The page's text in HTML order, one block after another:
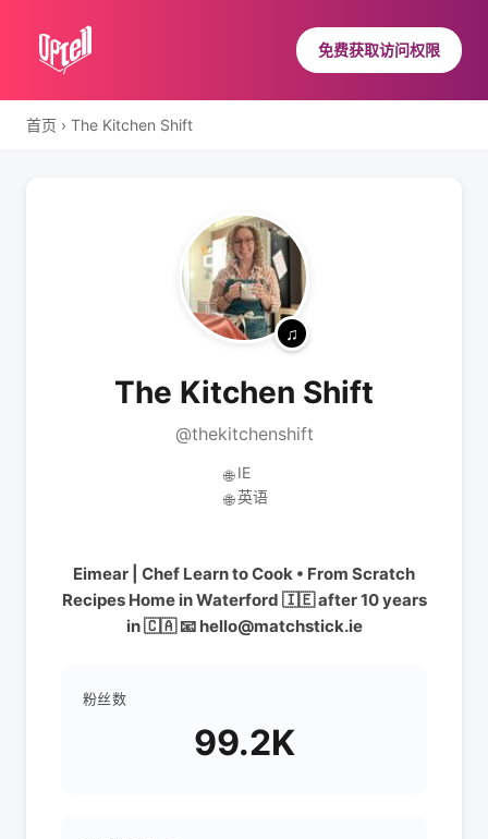
免费获取访问权限
首页 › The Kitchen Shift
The Kitchen Shift
@thekitchenshift
🌐 IE
🌐 英语
Eimear | Chef Learn to Cook • From Scratch
Recipes Home in Waterford 🇮🇪 after 10 years
in 🇨🇦 📧 hello@matchstick.ie
粉丝数
99.2K